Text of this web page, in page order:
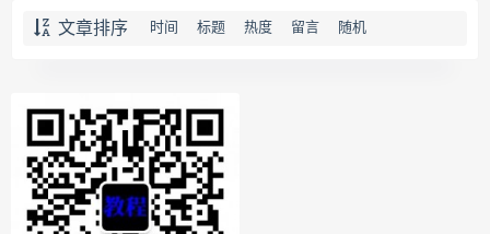
文章排序 时间 标题 热度 留言 随机